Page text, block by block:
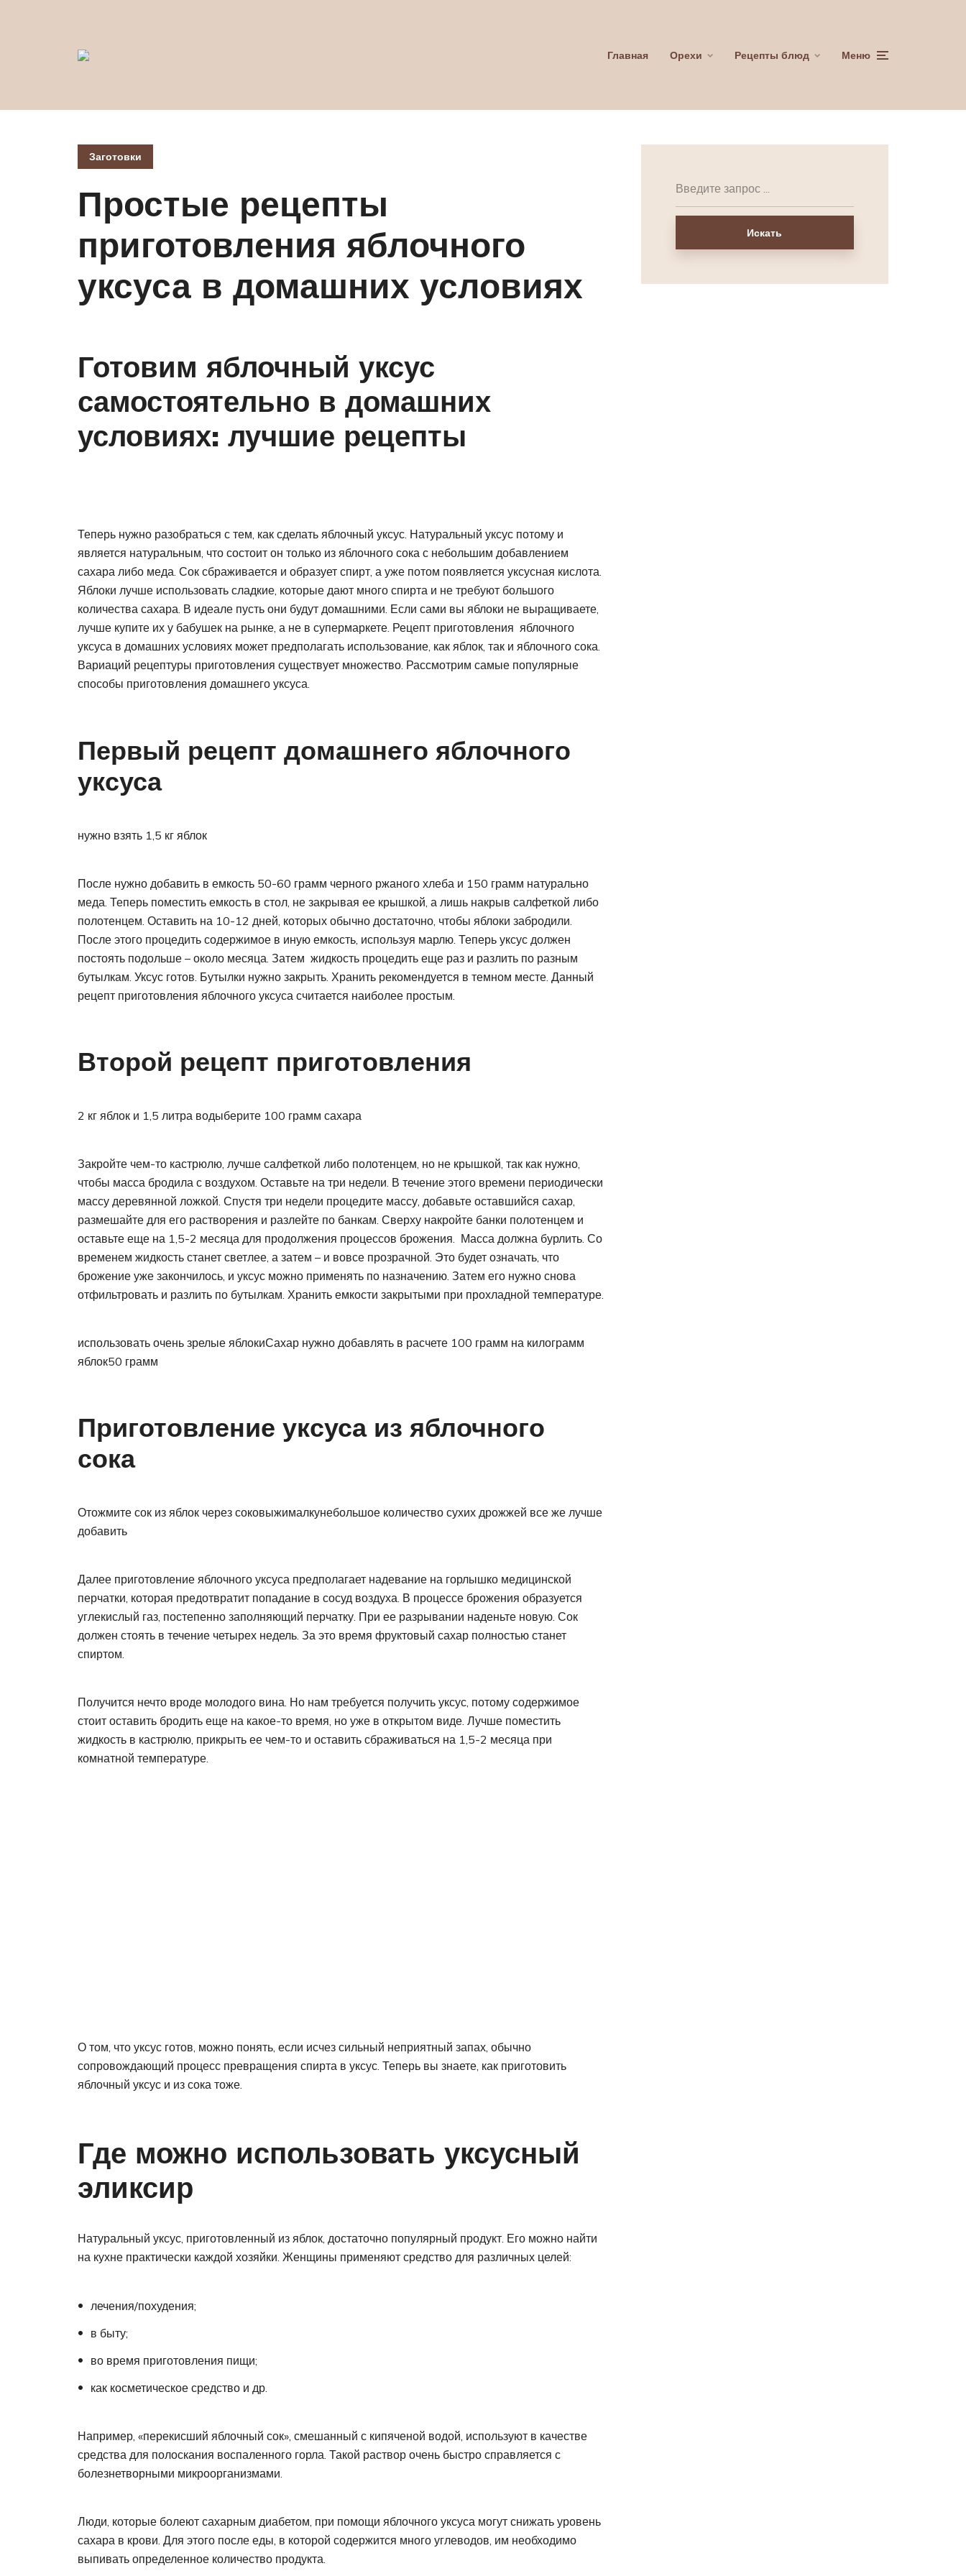
Главная Орехи Рецепты блюд Меню
Заготовки
Простые рецепты
приготовления яблочного
уксуса в домашних условиях
Готовим яблочный уксус
самостоятельно в домашних
условиях: лучшие рецепты
Теперь нужно разобраться с тем, как сделать яблочный уксус. Натуральный уксус потому и
является натуральным, что состоит он только из яблочного сока с небольшим добавлением
сахара либо меда. Сок сбраживается и образует спирт, а уже потом появляется уксусная кислота.
Яблоки лучше использовать сладкие, которые дают много спирта и не требуют большого
количества сахара. В идеале пусть они будут домашними. Если сами вы яблоки не выращиваете,
лучше купите их у бабушек на рынке, а не в супермаркете. Рецепт приготовления яблочного
уксуса в домашних условиях может предполагать использование, как яблок, так и яблочного сока.
Вариаций рецептуры приготовления существует множество. Рассмотрим самые популярные
способы приготовления домашнего уксуса.
Первый рецепт домашнего яблочного
уксуса
нужно взять 1,5 кг яблок
После нужно добавить в емкость 50-60 грамм черного ржаного хлеба и 150 грамм натурально
меда. Теперь поместить емкость в стол, не закрывая ее крышкой, а лишь накрыв салфеткой либо
полотенцем. Оставить на 10-12 дней, которых обычно достаточно, чтобы яблоки забродили.
После этого процедить содержимое в иную емкость, используя марлю. Теперь уксус должен
постоять подольше – около месяца. Затем жидкость процедить еще раз и разлить по разным
бутылкам. Уксус готов. Бутылки нужно закрыть. Хранить рекомендуется в темном месте. Данный
рецепт приготовления яблочного уксуса считается наиболее простым.
Второй рецепт приготовления
2 кг яблок и 1,5 литра водыберите 100 грамм сахара
Закройте чем-то кастрюлю, лучше салфеткой либо полотенцем, но не крышкой, так как нужно,
чтобы масса бродила с воздухом. Оставьте на три недели. В течение этого времени периодически
массу деревянной ложкой. Спустя три недели процедите массу, добавьте оставшийся сахар,
размешайте для его растворения и разлейте по банкам. Сверху накройте банки полотенцем и
оставьте еще на 1,5-2 месяца для продолжения процессов брожения. Масса должна бурлить. Со
временем жидкость станет светлее, а затем – и вовсе прозрачной. Это будет означать, что
брожение уже закончилось, и уксус можно применять по назначению. Затем его нужно снова
отфильтровать и разлить по бутылкам. Хранить емкости закрытыми при прохладной температуре.
использовать очень зрелые яблокиСахар нужно добавлять в расчете 100 грамм на килограмм
яблок50 грамм
Приготовление уксуса из яблочного
сока
Отожмите сок из яблок через соковыжималкунебольшое количество сухих дрожжей все же лучше
добавить
Далее приготовление яблочного уксуса предполагает надевание на горлышко медицинской
перчатки, которая предотвратит попадание в сосуд воздуха. В процессе брожения образуется
углекислый газ, постепенно заполняющий перчатку. При ее разрывании наденьте новую. Сок
должен стоять в течение четырех недель. За это время фруктовый сахар полностью станет
спиртом.
Получится нечто вроде молодого вина. Но нам требуется получить уксус, потому содержимое
стоит оставить бродить еще на какое-то время, но уже в открытом виде. Лучше поместить
жидкость в кастрюлю, прикрыть ее чем-то и оставить сбраживаться на 1,5-2 месяца при
комнатной температуре.
О том, что уксус готов, можно понять, если исчез сильный неприятный запах, обычно
сопровождающий процесс превращения спирта в уксус. Теперь вы знаете, как приготовить
яблочный уксус и из сока тоже.
Где можно использовать уксусный
эликсир
Натуральный уксус, приготовленный из яблок, достаточно популярный продукт. Его можно найти
на кухне практически каждой хозяйки. Женщины применяют средство для различных целей:
лечения/похудения;
в быту;
во время приготовления пищи;
как косметическое средство и др.
Например, «перекисший яблочный сок», смешанный с кипяченой водой, используют в качестве
средства для полоскания воспаленного горла. Такой раствор очень быстро справляется с
болезнетворными микроорганизмами.
Люди, которые болеют сахарным диабетом, при помощи яблочного уксуса могут снижать уровень
сахара в крови. Для этого после еды, в которой содержится много углеводов, им необходимо
выпивать определенное количество продукта.
Искать